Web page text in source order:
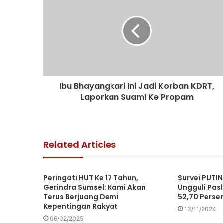
Ibu Bhayangkari Ini Jadi Korban KDRT,
Laporkan Suami Ke Propam
Related Articles
Peringati HUT Ke 17 Tahun,
Gerindra Sumsel: Kami Akan
Terus Berjuang Demi
Kepentingan Rakyat
06/02/2025
Survei
Ungguli
52,70
13/11/2024